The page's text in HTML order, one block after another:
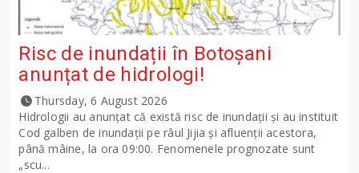
Risc de inundații în Botoșani
anunțat de hidrologi!
Thursday, 6 August 2026
Hidrologii au anunțat că există risc de inundații și au instituit
Cod galben de inundații pe râul Jijia și afluenții acestora,
până mâine, la ora 09:00. Fenomenele prognozate sunt
„scu...